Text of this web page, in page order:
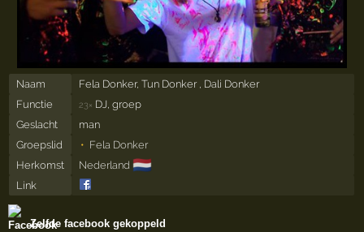
Naam
Fela Donker, Tun Donker , Dali Donker
Functie
23× DJ, groep
Geslacht
man
Groepslid
Fela Donker
Herkomst
Nederland 🇳🇱
Link
Zelfde facebook gekoppeld